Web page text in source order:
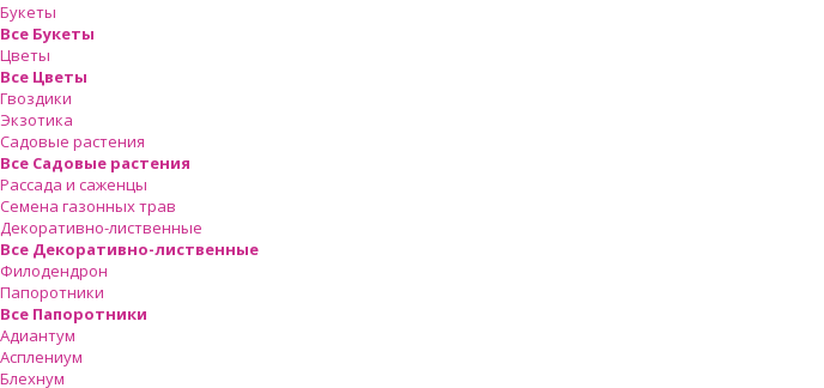
Букеты
Все Букеты
Цветы
Все Цветы
Гвоздики
Экзотика
Садовые растения
Все Садовые растения
Рассада и саженцы
Семена газонных трав
Декоративно-лиственные
Все Декоративно-лиственные
Филодендрон
Папоротники
Все Папоротники
Адиантум
Асплениум
Блехнум